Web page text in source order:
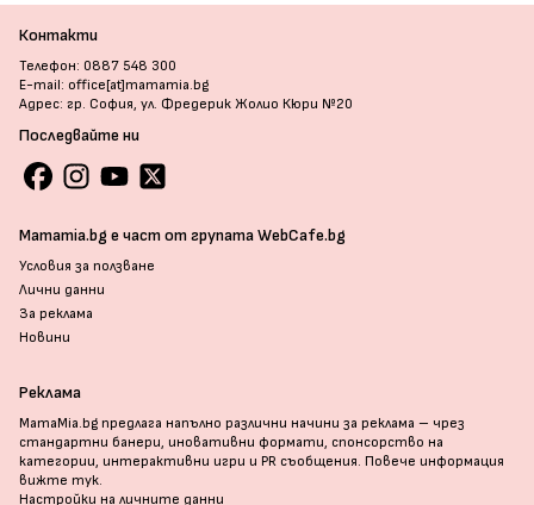
Контакти
Телефон: 0887 548 300
E-mail: office[at]mamamia.bg
Адрес: гр. София, ул. Фредерик Жолио Кюри №20
Последвайте ни
Mamamia.bg е част от групата WebCafe.bg
Условия за ползване
Лични данни
За реклама
Новини
Реклама
MamaMia.bg предлага напълно различни начини за реклама – чрез
стандартни банери, иновативни формати, спонсорство на
категории, интерактивни игри и PR съобщения. Повече информация
вижте тук.
Настройки на личните данни